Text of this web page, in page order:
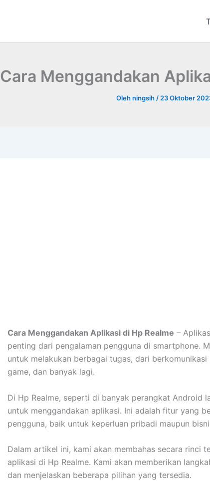
Cara Menggandakan
Olehningsih / 23 Oktober
Cara Menggandakan Aplikasi di Hp Realme –
penting dari pengalaman pengguna di smartphone.
untuk melakukan berbagai tugas, dari
game, dan banyak lagi.
Di Hp Realme, seperti di banyak perangkat Android
untuk menggandakan aplikasi. Ini adalah fitur yang
pengguna, baik untuk keperluan pribadi maupun
Dalam artikel ini, kami akan membahas secara rinci
aplikasi di Hp Realme. Kami akan memberikan
dan menjelaskan beberapa pilihan yang tersedia.